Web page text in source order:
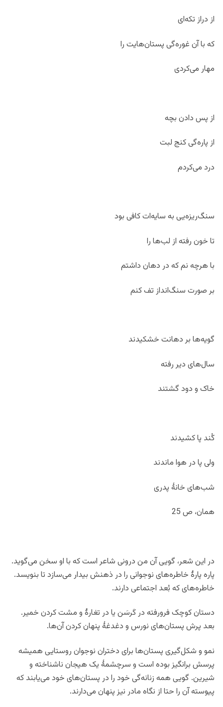
از دراز تکه‌ای
که با آن غوره‌گی‌ پستان‌هایت را
مهار می‌کردی
از پس دادن بچه
از پاره‌گی کنج لبت
درد می‌کردم
سنگ‌ریزه‌یی به سایه‌ات کافی بود
تا خون رفته از لب‌ها را
با هرچه نم که در دهان داشتم
بر صورت سنگ‌انداز تف کنم
گویه‌ها بر دهانت خشکیدند
سال‌های دیر رفته
خاک و دود گشتند
کُند پا کشیدند
ولی پا در هوا ماندند
شب‌های خانۀ پدری
همان، ص 25
در این شعر، گویی آن من درونی شاعر است که با او سخن می‌گوید.
پاره پارۀ خاطره‌های نوجوانی را در ذهنش بیدار می‌سازد تا بنویسد.
خاطره‌های که بُعد اجتماعی دارند.
دستان کوچک فرورفته در کَرسَن یا در تغارۀ و مشت کردن خمیر.
بعد پرش پستان‌های نورس و دغدغۀ پنهان کردن آن‌ها.
نمو و شکل‌گیری پستان‌ها برای دختران نوجوان روستایی همیشه
پرسش برانگیز بوده است و سرچشمۀ یک هیجان ناشناخته و
شیرین. گویی همه زنانه‌گی خود را در پستان‌های خود می‌یابند که
پیوسته آن را حتا از نگاه مادر نیز پنهان می‌دارند.